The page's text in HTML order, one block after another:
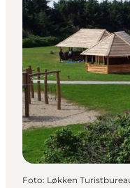
Urlaubsorte
Inspiration
Events
Unterkunft
Mach deine
Foto: Løkken